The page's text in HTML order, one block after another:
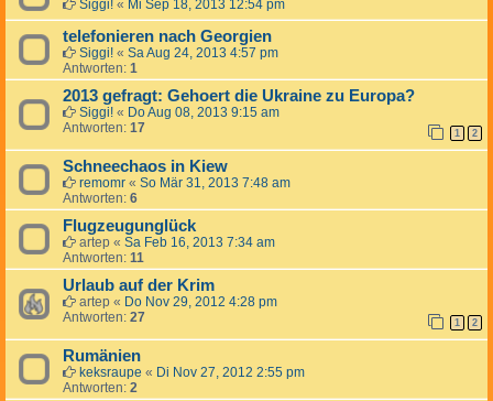
Siggi! « Mi Sep 18, 2013 12:54 pm
telefonieren nach Georgien
Siggi! « Sa Aug 24, 2013 4:57 pm
Antworten: 1
2013 gefragt: Gehoert die Ukraine zu Europa?
Siggi! « Do Aug 08, 2013 9:15 am
Antworten: 17 1 2
Schneechaos in Kiew
remomr « So Mär 31, 2013 7:48 am
Antworten: 6
Flugzeugunglück
artep « Sa Feb 16, 2013 7:34 am
Antworten: 11
Urlaub auf der Krim
artep « Do Nov 29, 2012 4:28 pm
Antworten: 27 1 2
Rumänien
keksraupe « Di Nov 27, 2012 2:55 pm
Antworten: 2